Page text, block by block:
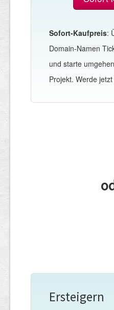
Sofort-Kaufpreis:
Domain-Namen
und starte
Projekt. Werde
Ersteigern